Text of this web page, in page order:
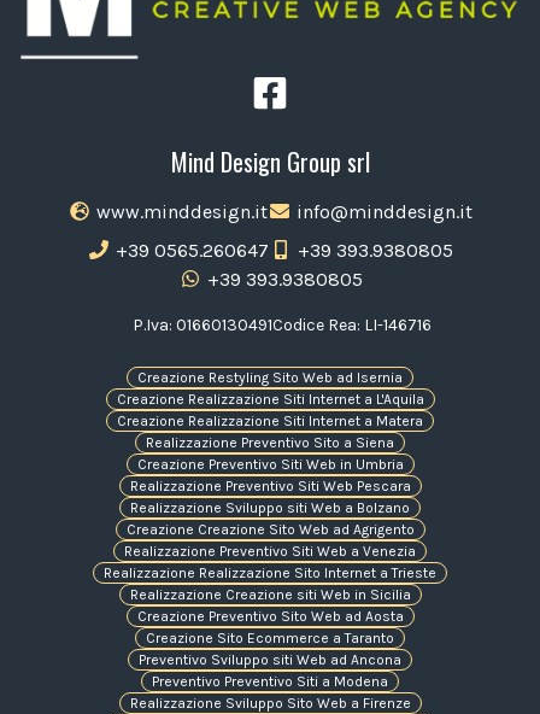
Mind Design Group srl
www.minddesign.it
info@minddesign.it
+39 0565.260647
+39 393.9380805
+39 393.9380805
P.Iva: 01660130491Codice Rea: LI-146716
Creazione Restyling Sito Web ad Isernia
Creazione Realizzazione Siti Internet a L'Aquila
Creazione Realizzazione Siti Internet a Matera
Realizzazione Preventivo Sito a Siena
Creazione Preventivo Siti Web in Umbria
Realizzazione Preventivo Siti Web Pescara
Realizzazione Sviluppo siti Web a Bolzano
Creazione Creazione Sito Web ad Agrigento
Realizzazione Preventivo Siti Web a Venezia
Realizzazione Realizzazione Sito Internet a Trieste
Realizzazione Creazione siti Web in Sicilia
Creazione Preventivo Sito Web ad Aosta
Creazione Sito Ecommerce a Taranto
Preventivo Sviluppo siti Web ad Ancona
Preventivo Preventivo Siti a Modena
Realizzazione Sviluppo Sito Web a Firenze